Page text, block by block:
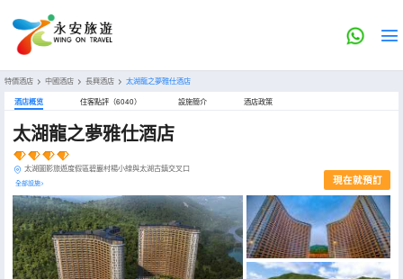
特價酒店 > 中國酒店 > 長興酒店 > 太湖龍之夢雅仕酒店
酒店概览 住客點評（6040） 設施簡介 酒店政策
太湖龍之夢雅仕酒店
太湖圖影旅遊度假區碧巖村楊小線與太湖古鎮交叉口
全部設施> 現在就預訂